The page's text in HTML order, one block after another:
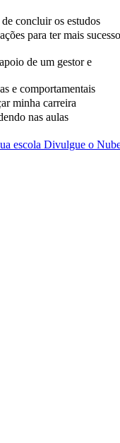
concluir os estudos
para ter mais sucesso
de um gestor e
e comportamentais
minha carreira
nas aulas
escola Divulgue o